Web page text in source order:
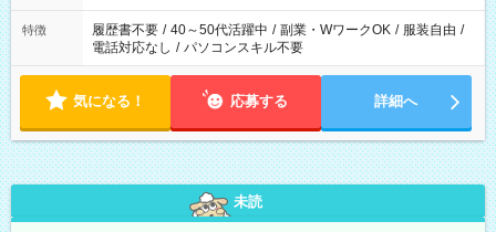
特徴 履歴書不要 / 40～50代活躍中 / 副業・WワークOK / 服装自由 /
電話対応なし / パソコンスキル不要
気になる！ 応募する 詳細へ
未読